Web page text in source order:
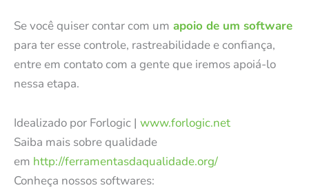
Se você quiser contar com um apoio de um software
para ter esse controle, rastreabilidade e confiança,
entre em contato com a gente que iremos apoiá-lo
nessa etapa.
Idealizado por Forlogic | www.forlogic.net
Saiba mais sobre qualidade
em http://ferramentasdaqualidade.org/
Conheça nossos softwares: